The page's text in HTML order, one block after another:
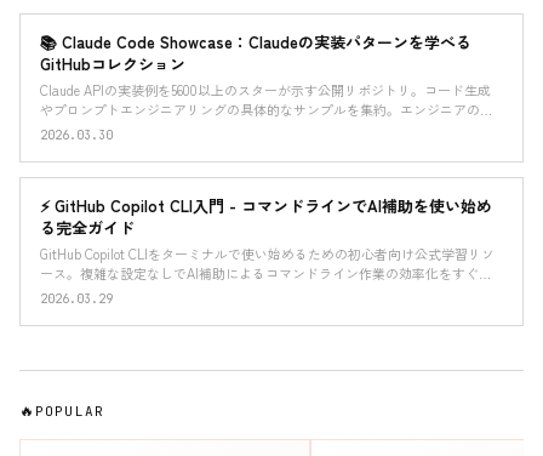
📚 Claude Code Showcase：Claudeの実装パターンを学べる
GitHubコレクション
Claude APIの実装例を5600以上のスターが示す公開リポジトリ。コード生成
やプロンプトエンジニアリングの具体的なサンプルを集約。エンジニアの開
発効率向上に直結する資料として活用できる。
2026.03.30
⚡ GitHub Copilot CLI入門 - コマンドラインでAI補助を使い始め
る完全ガイド
GitHub Copilot CLIをターミナルで使い始めるための初心者向け公式学習リソ
ース。複雑な設定なしでAI補助によるコマンドライン作業の効率化をすぐに
始められるステップバイステップの手順を紹介
2026.03.29
POPULAR